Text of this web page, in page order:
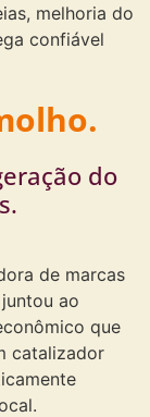
melhoria do
confiável
do
de marcas
ao
que
catalizador